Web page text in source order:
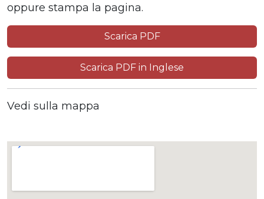
oppure stampa la pagina.
Scarica PDF
Scarica PDF in Inglese
Vedi sulla mappa